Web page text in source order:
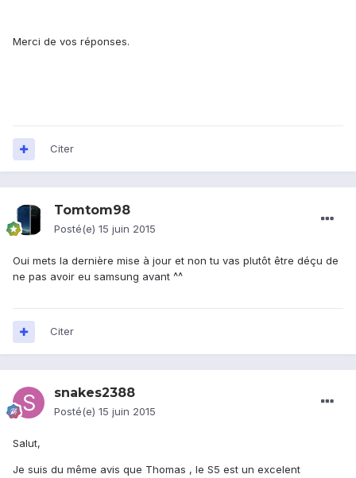
Merci de vos réponses.
Citer
Tomtom98
Posté(e) 15 juin 2015
Oui mets la dernière mise à jour et non tu vas plutôt être déçu de
ne pas avoir eu samsung avant ^^
Citer
snakes2388
Posté(e) 15 juin 2015
Salut,
Je suis du même avis que Thomas , le S5 est un excelent